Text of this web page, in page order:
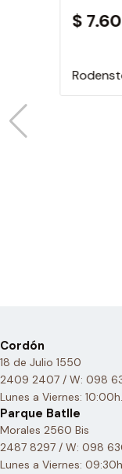
$
Cordón
18 de Julio 1550
2409 2407 / W: 098
Lunes a Viernes:
Parque Batlle
Morales 2560 Bis
2487 8297 / W: 098
Lunes a Viernes: